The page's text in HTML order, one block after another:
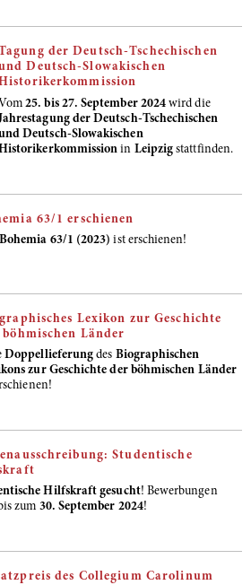
der Deutsch-Tschechischen
Deutsch-Slowakischen
Vom25. bis 27. September 2024 wird die
Jahrestagung der Deutsch-Tschechischen
Deutsch-Slowakischen
in Leipzigstattfinden.
63/1 erschienen
Bohemia 63/1 (2023) ist erschienen!
Lexikon zur Geschichte
böhmischen Länder
Doppellieferung des Biographischen
zur Geschichte der böhmischen Länder
Studentische
Hilfskraft gesucht! Bewerbungen
zum 30. September 2024!
des Collegium Carolinum